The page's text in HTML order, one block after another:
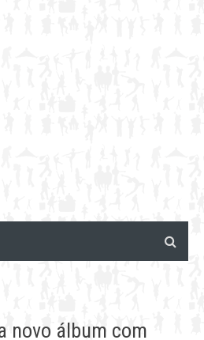
novo álbum com